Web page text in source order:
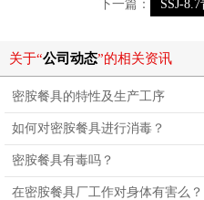
下一篇： SSJ-
关于“公司动态”的相关资讯
密胺餐具的特性及生产工序
如何对密胺餐具进行消毒？
密胺餐具有毒吗？
在密胺餐具厂工作对身体有害么？